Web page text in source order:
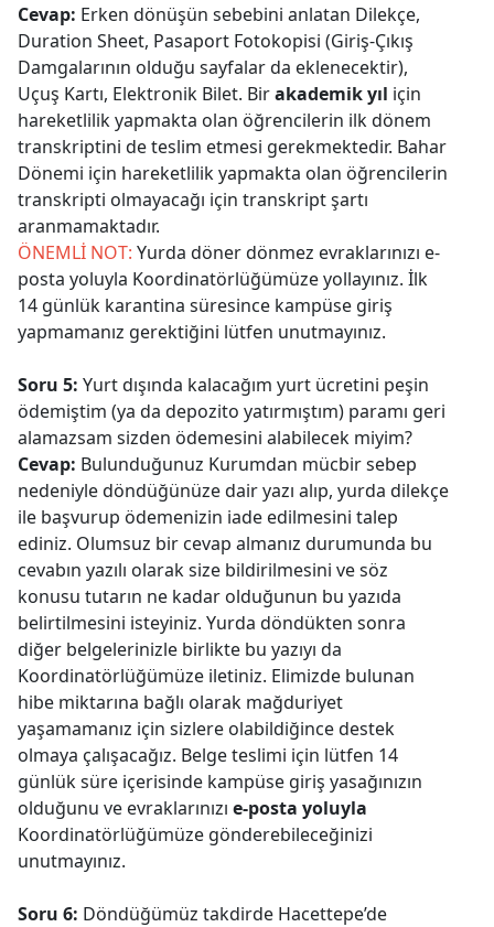
Cevap: Erken dönüşün sebebini anlatan Dilekçe,
Duration Sheet, Pasaport Fotokopisi (Giriş-Çıkış
Damgalarının olduğu sayfalar da eklenecektir),
Uçuş Kartı, Elektronik Bilet. Birakademik yıl için
hareketlilik yapmakta olan öğrencilerin ilk dönem
transkriptini de teslim etmesi gerekmektedir. Bahar
Dönemi için hareketlilik yapmakta olan öğrencilerin
transkripti olmayacağı için transkript şartı
aranmamaktadır.
ÖNEMLİ NOT: Yurda döner dönmez evraklarınızı e-
posta yoluyla Koordinatörlüğümüze yollayınız. İlk
14 günlük karantina süresince kampüse giriş
yapmamanız gerektiğini lütfen unutmayınız.
Soru 5: Yurt dışında kalacağım yurt ücretini peşin
ödemiştim (ya da depozito yatırmıştım) paramı geri
alamazsam sizden ödemesini alabilecek miyim?
Cevap: Bulunduğunuz Kurumdan mücbir sebep
nedeniyle döndüğünüze dair yazı alıp, yurda dilekçe
ile başvurup ödemenizin iade edilmesini talep
ediniz. Olumsuz bir cevap almanız durumunda bu
cevabın yazılı olarak size bildirilmesini ve söz
konusu tutarın ne kadar olduğunun bu yazıda
belirtilmesini isteyiniz. Yurda döndükten sonra
diğer belgelerinizle birlikte bu yazıyı da
Koordinatörlüğümüze iletiniz. Elimizde bulunan
hibe miktarına bağlı olarak mağduriyet
yaşamamanız için sizlere olabildiğince destek
olmaya çalışacağız. Belge teslimi için lütfen 14
günlük süre içerisinde kampüse giriş yasağınızın
olduğunu ve evraklarınızı e-posta yoluyla
Koordinatörlüğümüze gönderebileceğinizi
unutmayınız.
Soru 6: Döndüğümüz takdirde Hacettepe’de